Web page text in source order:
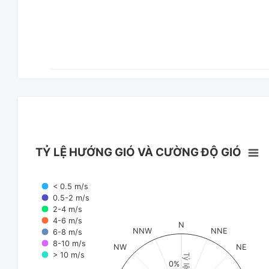
TỶ LỆ HƯỚNG GIÓ VÀ CƯỜNG ĐỘ GIÓ
< 0.5 m/s
0.5-2 m/s
2-4 m/s
4-6 m/s
6-8 m/s
8-10 m/s
> 10 m/s
N
NNE
NE
NW
NNW
0%